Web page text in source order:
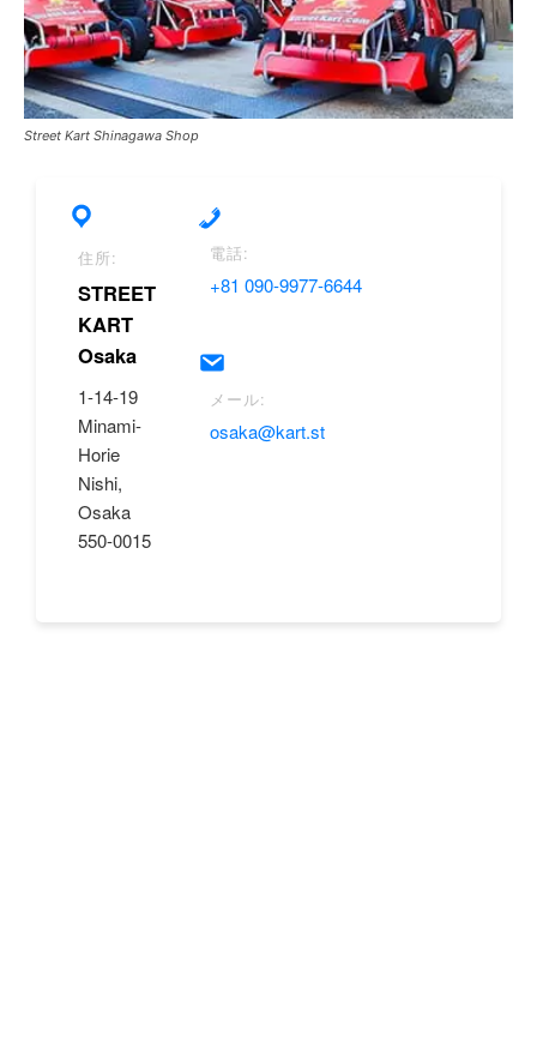
Street Kart Shinagawa Shop
住所:
STREET
KART
Osaka
1-14-19
Minami-
Horie
Nishi,
Osaka
550-0015
電話:
+81 090-9977-6644
メール:
osaka@kart.st